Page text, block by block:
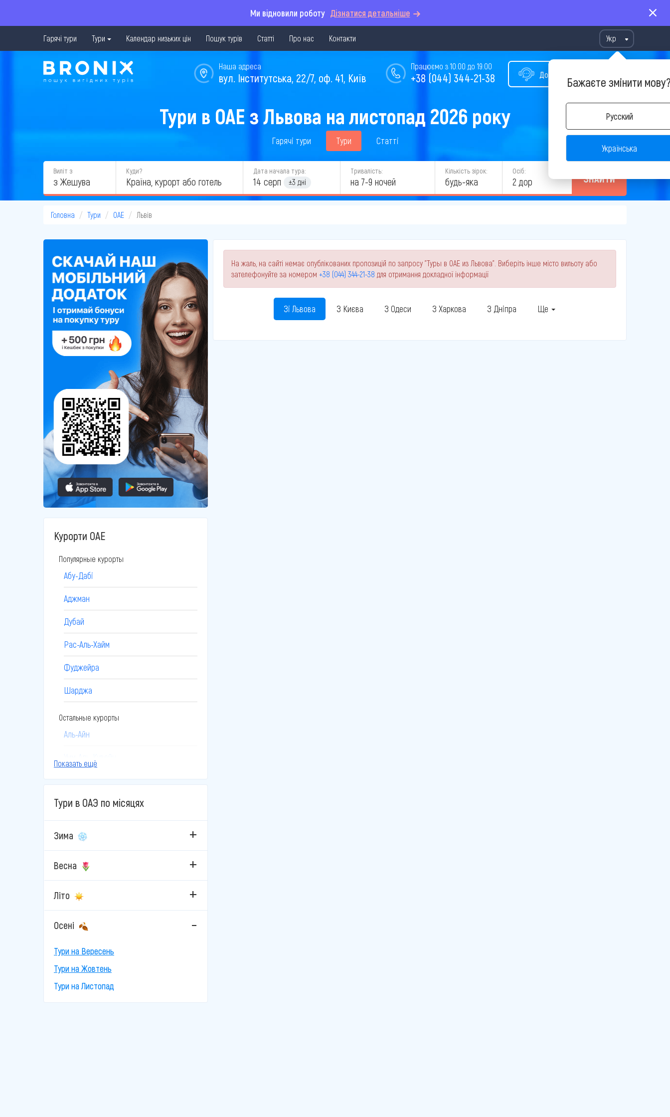
Ми відновили роботу Дізнатися детальніше
Гарячі тури Тури Календар низьких цін Пошук турів Статті Про нас Контакти Укр
Бажаєте змінити
Русский
Українська
Допомога у виборі туру
Працюємо з 10:00 до 19:00
+38 (044) 344-21-38
Наша адреса
вул. Інститутська, 22/7, оф. 41, Київ
Тури в ОАЕ з Львова на листопад 2026 року
Гарячі тури Тури Статті
Виліт з
з Жешува
Куди? Дата начала тура:
14 серп ±3 дні
Тривалість:
на 7-9 ночей
Кількість зірок:
будь-яка
Осіб:
2 дор ЗНАЙТИ
Головна Тури ОАЕ Львів
Курорти ОАЕ
Популярные курорты
Абу-Дабі
Аджман
Дубай
Рас-Аль-Хайм
Фуджейра
Шарджа
Остальные курорты
Аль-Айн
Показать ещё
Тури в ОАЭ по місяцях
Зима
Весна
Літо
Осені
Тури на Вересень
Тури на Жовтень
Тури на Листопад
На жаль, на сайті немає опублікованих пропозицій по запросу "Туры в ОАЕ из Львова". Виберіть інше місто вильоту або
зателефонуйте за номером +38 (044) 344-21-38 для отримання докладної інформації
Зі Львова З Києва З Одеси З Харкова З Дніпра Ще